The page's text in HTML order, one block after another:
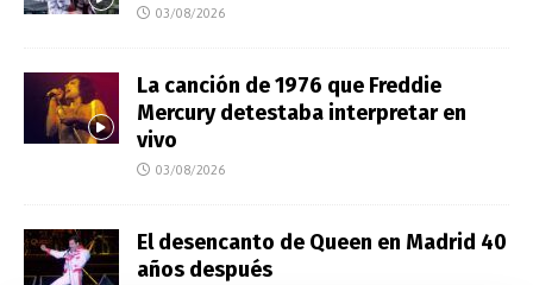
03/08/2026
La canción de 1976 que Freddie
Mercury detestaba interpretar en
vivo
03/08/2026
El desencanto de Queen en Madrid 40
años después